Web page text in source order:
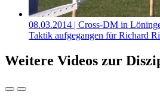
08.03.2014 | Cross-DM in
Taktik aufgegangen für Richard
Weitere Videos zur